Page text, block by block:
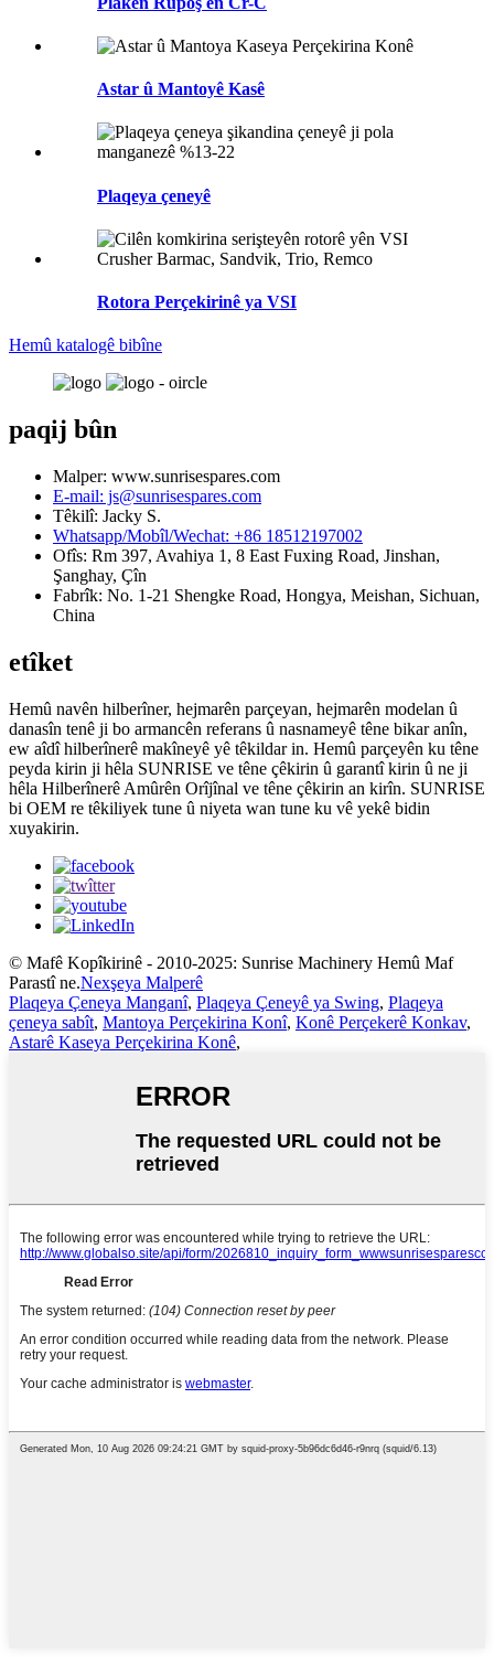
Astar û Mantoyê Kasê
Plaqeya çeneyê
Rotora Perçekirinê ya VSI
Hemû katalogê bibîne
paqij bûn
Malper: www.sunrisespares.com
E-mail: js@sunrisespares.com
Têkilî: Jacky S.
Whatsapp/Mobîl/Wechat: +86 18512197002
Ofîs: Rm 397, Avahiya 1, 8 East Fuxing Road, Jinshan,
Şanghay, Çîn
Fabrîk: No. 1-21 Shengke Road, Hongya, Meishan, Sichuan,
China
etîket
Hemû navên hilberîner, hejmarên parçeyan, hejmarên modelan û
danasîn tenê ji bo armancên referans û nasnameyê têne bikar anîn,
ew aîdî hilberînerê makîneyê yê têkildar in. Hemû parçeyên ku têne
peyda kirin ji hêla SUNRISE ve têne çêkirin û garantî kirin û ne ji
hêla Hilberînerê Amûrên Orîjînal ve têne çêkirin an kirîn. SUNRISE
bi OEM re têkiliyek tune û niyeta wan tune ku vê yekê bidin
xuyakirin.
© Mafê Kopîkirinê - 2010-2025: Sunrise Machinery Hemû Maf
Parastî ne.Nexşeya Malperê
Plaqeya Çeneya Manganî, Plaqeya Çeneyê ya Swing, Plaqeya
çeneya sabît, Mantoya Perçekirina Konî, Konê Perçekerê Konkav,
Astarê Kaseya Perçekirina Konê,